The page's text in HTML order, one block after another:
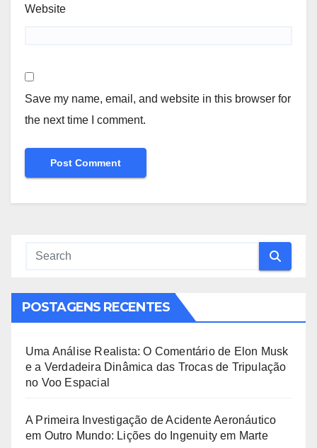
Website
Save my name, email, and website in this browser for
the next time I comment.
POSTAGENS RECENTES
Uma Análise Realista: O Comentário de Elon Musk
e a Verdadeira Dinâmica das Trocas de Tripulação
no Voo Espacial
A Primeira Investigação de Acidente Aeronáutico
em Outro Mundo: Lições do Ingenuity em Marte